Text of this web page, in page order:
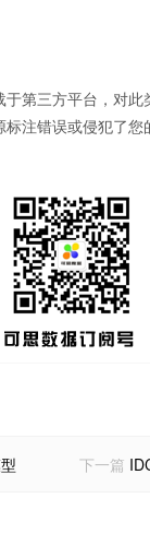
第三方平台，对
注错误或侵犯了
下一篇